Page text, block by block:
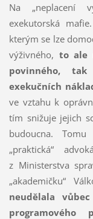
Na „neplacení
exekutorská
kterým se lze
výživného, to ale
povinného,
exekučních
ve vztahu k
tím snižuje jejich
budoucna.
„praktická“
z Ministerstva
„akademičku“
neudělala
programového